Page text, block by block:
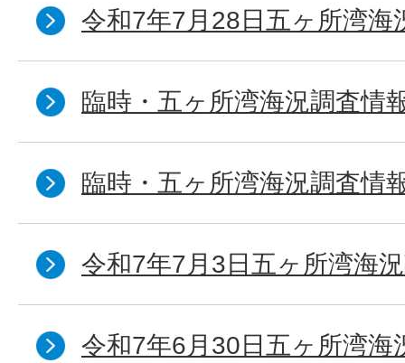
令和7年7月28日五ヶ所湾海
臨時・五ヶ所湾海況調査情
臨時・五ヶ所湾海況調査情
令和7年7月3日五ヶ所湾海
令和7年6月30日五ヶ所湾海